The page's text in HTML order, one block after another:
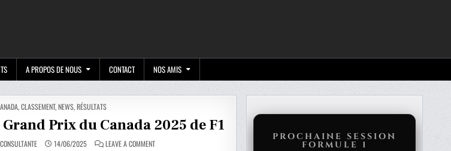
A PROPOS DE NOUS CONTACT NOS AMIS
,CLASSEMENT,NEWS,RÉSULTATS
Prix du Canada 2025 de F1
14/06/2025 LEAVE A COMMENTON
PROCHAINE SESSION
FORMULE 1